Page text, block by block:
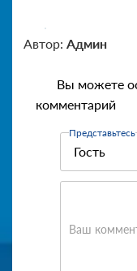
Автор: Админ
Вы можете
комментарий
Представьтесь
Ваш